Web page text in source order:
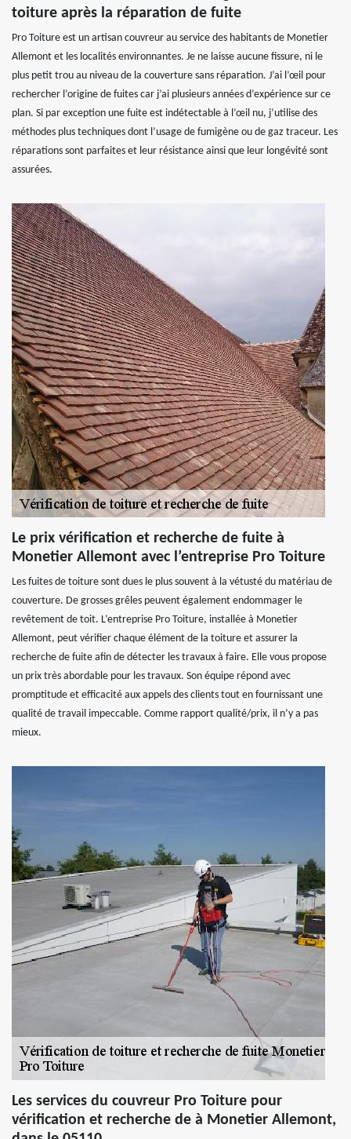
toiture après la réparation de fuite
Pro Toiture est un artisan couvreur au service des habitants de Monetier
Allemont et les localités environnantes. Je ne laisse aucune fissure, ni le
plus petit trou au niveau de la couverture sans réparation. J’ai l’œil pour
rechercher l’origine de fuites car j’ai plusieurs années d’expérience sur ce
plan. Si par exception une fuite est indétectable à l’œil nu, j’utilise des
méthodes plus techniques dont l’usage de fumigène ou de gaz traceur. Les
réparations sont parfaites et leur résistance ainsi que leur longévité sont
assurées.
Le prix vérification et recherche de fuite à
Monetier Allemont avec l’entreprise Pro Toiture
Les fuites de toiture sont dues le plus souvent à la vétusté du matériau de
couverture. De grosses grêles peuvent également endommager le
revêtement de toit. L’entreprise Pro Toiture, installée à Monetier
Allemont, peut vérifier chaque élément de la toiture et assurer la
recherche de fuite afin de détecter les travaux à faire. Elle vous propose
un prix très abordable pour les travaux. Son équipe répond avec
promptitude et efficacité aux appels des clients tout en fournissant une
qualité de travail impeccable. Comme rapport qualité/prix, il n’y a pas
mieux.
Les services du couvreur Pro Toiture pour
vérification et recherche de à Monetier Allemont,